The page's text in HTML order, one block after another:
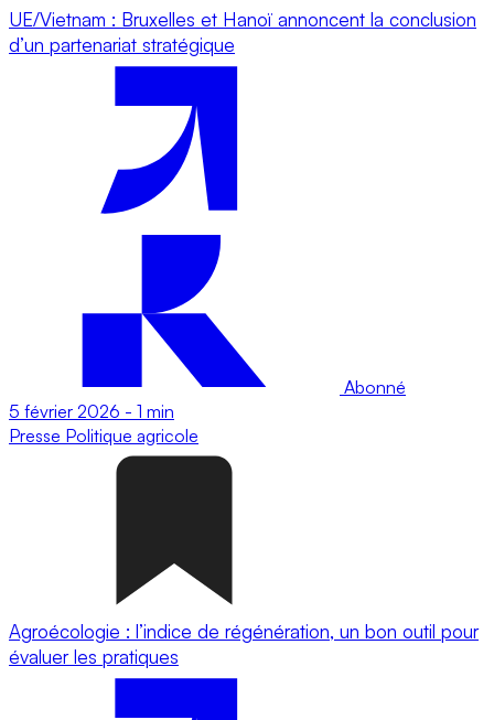
UE/Vietnam : Bruxelles et Hanoï annoncent la conclusion
d’un partenariat stratégique
Abonné
5 février 2026 - 1 min
Presse Politique agricole
Agroécologie : l’indice de régénération, un bon outil pour
évaluer les pratiques